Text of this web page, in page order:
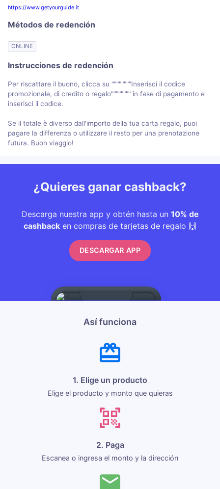
https://www.getyourguide.it
Métodos de redención
ONLINE
Instrucciones de redención
Per riscattare il buono, clicca su """"""""Inserisci il codice
promozionale, di credito o regalo"""""""" in fase di pagamento e
inserisci il codice.
Se il totale è diverso dall'importo della tua carta regalo, puoi
pagare la differenza o utilizzare il resto per una prenotazione
futura. Buon viaggio!
¿Quieres ganar cashback?
Descarga nuestra app y obtén hasta un 10% de
cashback en compras de tarjetas de regalo 🙌
DESCARGAR APP
Así funciona
1. Elige un producto
Elige el producto y monto que quieras
2. Paga
Escanea o ingresa el monto y la dirección